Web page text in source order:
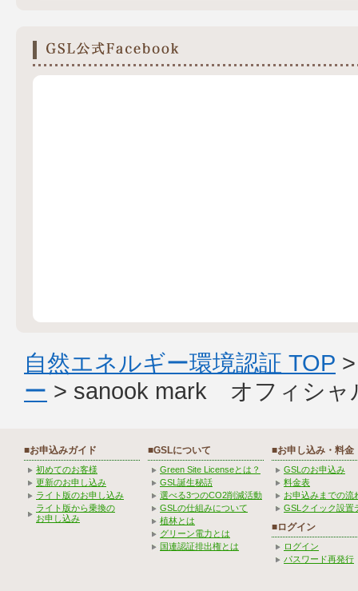
自然エネルギー環境認証 TOP
ー > sanook mark オフィシャ
■お申込みガイド
初めてのお客様
更新のお申し込み
ライト版のお申し込み
ライト版から乗換の
お申し込み
■GSLについて
Green Site Licenseとは？
GSL誕生秘話
選べる3つのCO2削減活動
GSLの仕組みについて
植林とは
グリーン電力とは
国連認証排出権とは
■お申し込み・料金
GSLのお申込み
料金表
お申込みまでの流
GSLクイック設置
■ログイン
ログイン
パスワード再発行